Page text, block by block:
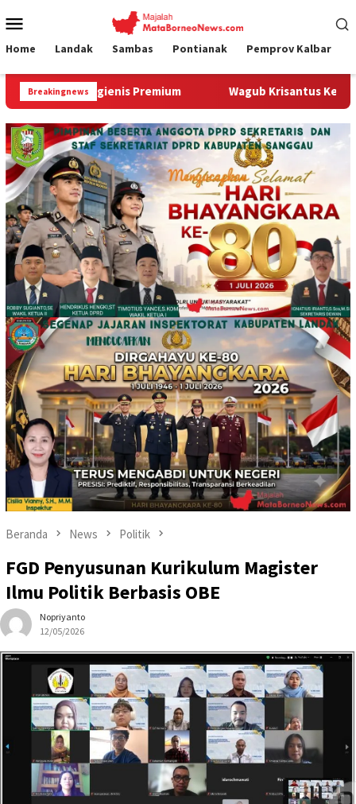
ke
Mobile
Home Landak Sambas Pontianak Pemprov Kalbar
BreakingnewsWagub Krisantus Kedatangan Kepala Staf
Beranda News Politik
FGD Penyusunan Kurikulum Magister
Ilmu Politik Berbasis OBE
Nopriyanto
12/05/2026